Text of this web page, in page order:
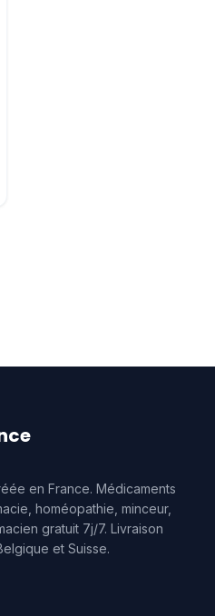
en France. Médicaments
homéopathie, minceur,
gratuit 7j/7. Livraison
et Suisse.